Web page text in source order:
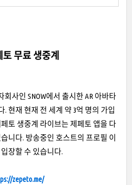
무료 생중계
회사인 SNOW에서 출시한 AR 아바타
현재 현재 전 세계 약 3억 명의 가입
토 생중계 라이브는 제페토 앱을 다
니다. 방송중인 호스트의 프로필 이
장할 수 있습니다.
zepeto.me/